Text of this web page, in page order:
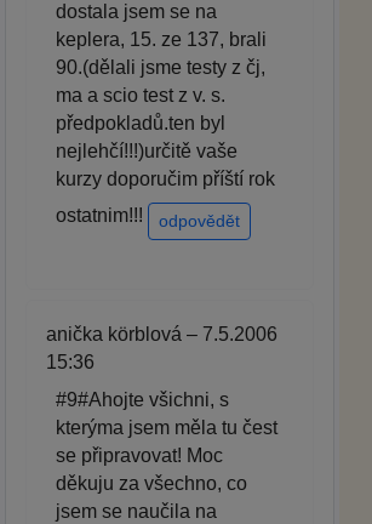
dostala jsem se na
keplera, 15. ze 137, brali
90.(dělali jsme testy z čj,
ma a scio test z v. s.
předpokladů.ten byl
nejlehčí!!!)určitě vaše
kurzy doporučim příští rok
ostatnim!!!
odpovědět
anička körblová – 7.5.2006
15:36
#9#Ahojte všichni, s
kterýma jsem měla tu čest
se připravovat! Moc
děkuju za všechno, co
jsem se naučila na